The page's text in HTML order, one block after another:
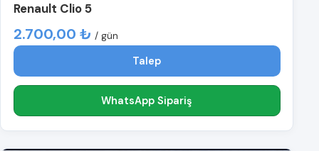
Renault Clio 5
2.700,00 ₺ / gün
Talep
WhatsApp Sipariş